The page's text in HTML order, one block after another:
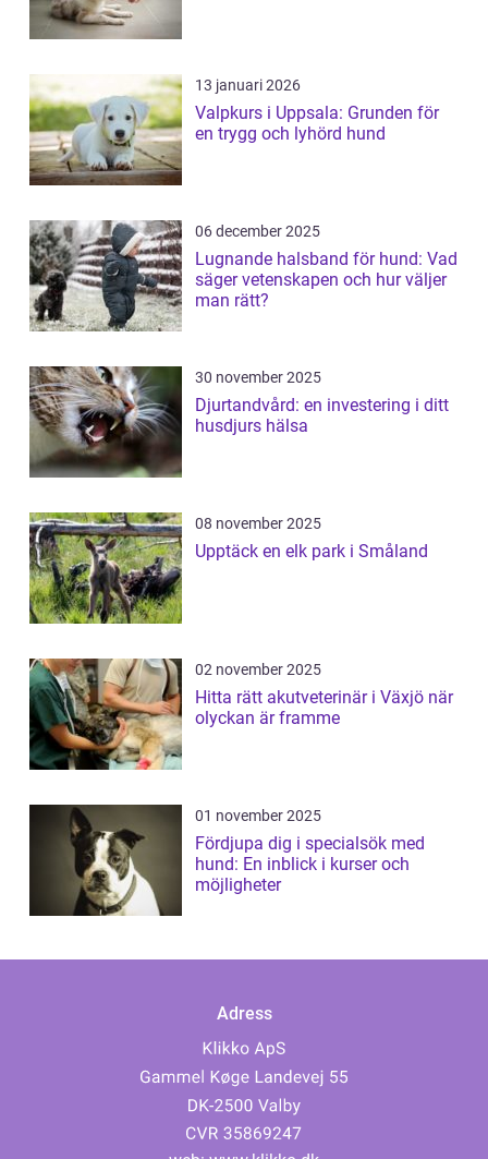
13 januari 2026
Valpkurs i Uppsala: Grunden för
en trygg och lyhörd hund
06 december 2025
Lugnande halsband för hund: Vad
säger vetenskapen och hur väljer
man rätt?
30 november 2025
Djurtandvård: en investering i ditt
husdjurs hälsa
08 november 2025
Upptäck en elk park i Småland
02 november 2025
Hitta rätt akutveterinär i Växjö när
olyckan är framme
01 november 2025
Fördjupa dig i specialsök med
hund: En inblick i kurser och
möjligheter
Adress